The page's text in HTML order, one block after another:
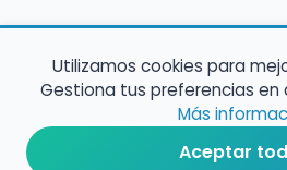
Utilizamos cookies para
Gestiona tus preferencias en
Más
Aceptar